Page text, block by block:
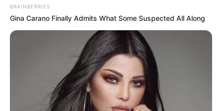
Viva Decora
BRAINBERRIES
Gina Carano Finally Admits What Some Suspected All Along